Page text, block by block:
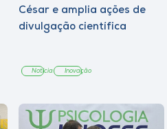
César e amplia ações de
divulgação científica
Notícia Inovação